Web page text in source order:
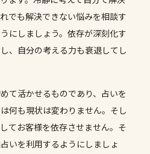
でも解決できない悩みを相談す
にしましょう。依存が深刻化す
、自分の考える力も衰退してし
て活かせるものであり、占いを
何も現状は変わりません。そし
てお客様を依存させません。そ
いを利用するようにしましょ